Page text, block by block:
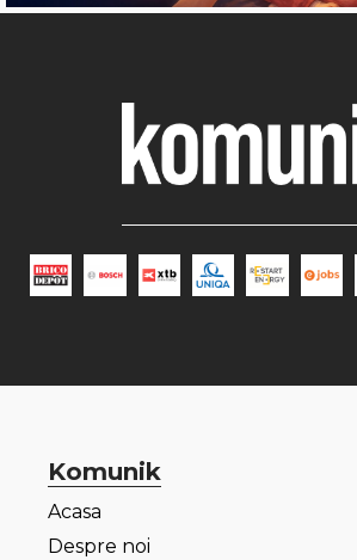
Komunik
Acasa
Despre noi